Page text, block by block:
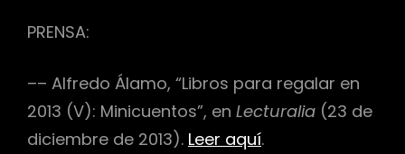
PRENSA:
–– Alfredo Álamo, “Libros para regalar en
2013 (V): Minicuentos”, en Lecturalia (23 de
diciembre de 2013). Leer aquí.